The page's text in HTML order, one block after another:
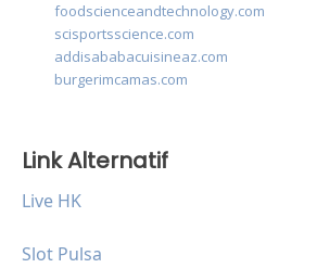
foodscienceandtechnology.com
scisportsscience.com
addisababacuisineaz.com
burgerimcamas.com
Link Alternatif
Live HK
Slot Pulsa